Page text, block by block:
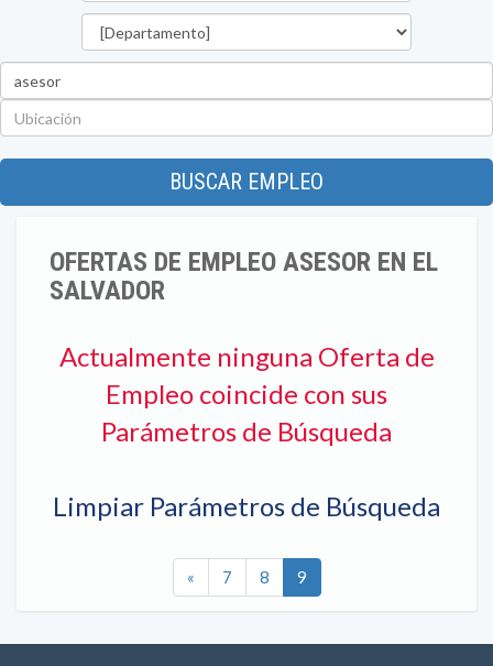
BUSCAR EMPLEO
OFERTAS DE EMPLEO ASESOR EN EL
SALVADOR
Actualmente ninguna Oferta de
Empleo coincide con sus
Parámetros de Búsqueda
Limpiar Parámetros de Búsqueda
« 7 8 9